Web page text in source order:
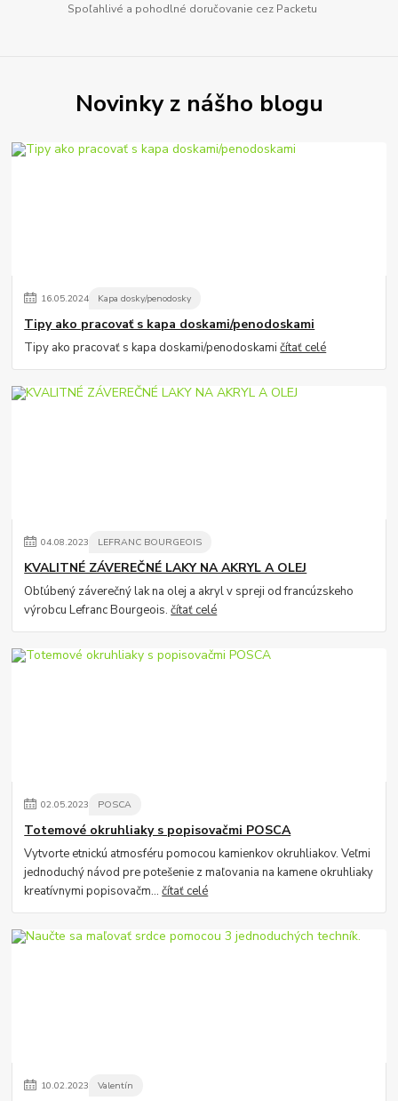
Spoľahlivé a pohodlné doručovanie cez Packetu
Novinky z nášho blogu
16.05.2024 Kapa dosky/penodosky
Tipy ako pracovať s kapa doskami/penodoskami
Tipy ako pracovať s kapa doskami/penodoskamičítať celé
04.08.2023 LEFRANC BOURGEOIS
KVALITNÉ ZÁVEREČNÉ LAKY NA AKRYL A OLEJ
Obľúbený záverečný lak na olej a akryl v spreji od francúzskeho
výrobcu Lefranc Bourgeois.čítať celé
02.05.2023 POSCA
Totemové okruhliaky s popisovačmi POSCA
Vytvorte etnickú atmosféru pomocou kamienkov okruhliakov. Veľmi
jednoduchý návod pre potešenie z maľovania na kamene okruhliaky
kreatívnymi popisovačm...čítať celé
10.02.2023 Valentín